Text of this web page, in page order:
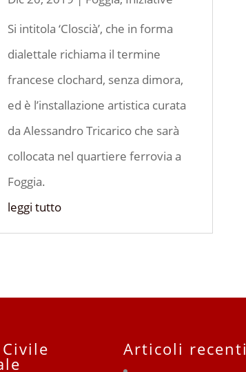
Si intitola ‘Closcià’, che in forma
dialettale richiama il termine
francese clochard, senza dimora,
ed è l’installazione artistica curata
da Alessandro Tricarico che sarà
collocata nel quartiere ferrovia a
Foggia.
leggi tutto
Articoli recenti